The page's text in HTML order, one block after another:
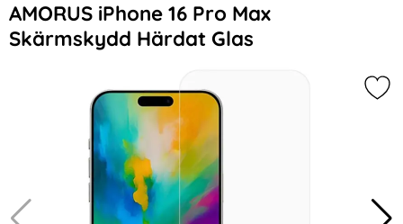
AMORUS iPhone 16 Pro Max
Skärmskydd Härdat Glas
Hoppa
över
Bilder